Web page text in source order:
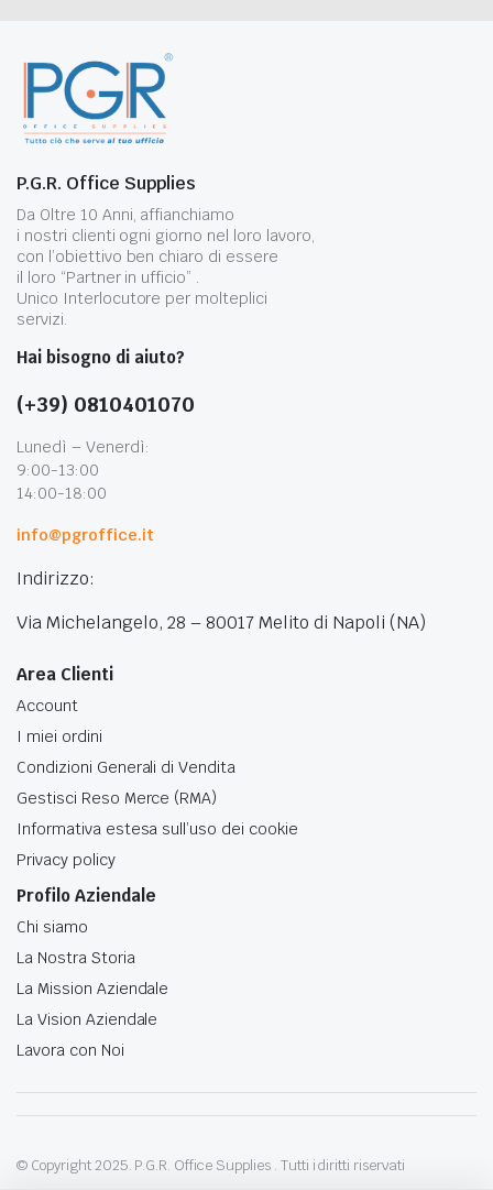
P.G.R. Office Supplies
Da Oltre 10 Anni, affianchiamo
i nostri clienti ogni giorno nel loro lavoro,
con l’obiettivo ben chiaro di essere
il loro “Partner in ufficio” .
Unico Interlocutore per molteplici
servizi.
Hai bisogno di aiuto?
(+39) 0810401070
Lunedì – Venerdì:
9:00-13:00
14:00-18:00
info@pgroffice.it
Indirizzo:
Via Michelangelo, 28 – 80017 Melito di Napoli (NA)
Area Clienti
Account
I miei ordini
Condizioni Generali di Vendita
Gestisci Reso Merce (RMA)
Informativa estesa sull’uso dei cookie
Privacy policy
Profilo Aziendale
Chi siamo
La Nostra Storia
La Mission Aziendale
La Vision Aziendale
Lavora con Noi
© Copyright 2025. P.G.R. Office Supplies . Tutti i diritti riservati